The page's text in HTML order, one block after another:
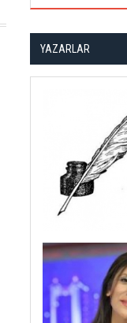
YAZARLAR